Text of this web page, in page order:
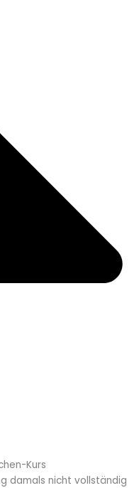
Kurs
damals nicht vollständig